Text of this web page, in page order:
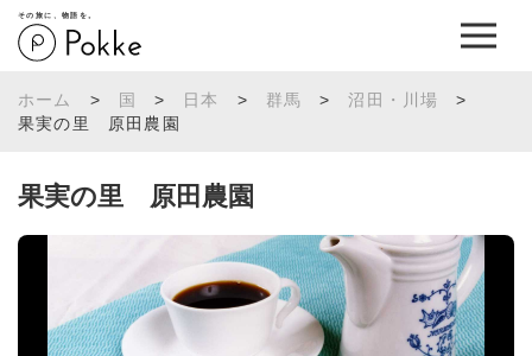
その旅に、物語を。
ホーム > 国 > 日本 > 群馬 > 沼田・川場
>
果実の里 原田農園
果実の里 原田農園